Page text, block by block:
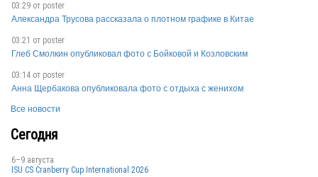
SWE
SWE
03:29 от poster
Александра Трусова рассказала о плотном графике в Китае
03:21 от poster
Глеб Смолкин опубликовал фото с Бойковой и Козловским
03:14 от poster
Анна Щербакова опубликовала фото с отдыха с женихом
Все новости
Сегодня
6–9 августа
ISU CS Cranberry Cup International 2026